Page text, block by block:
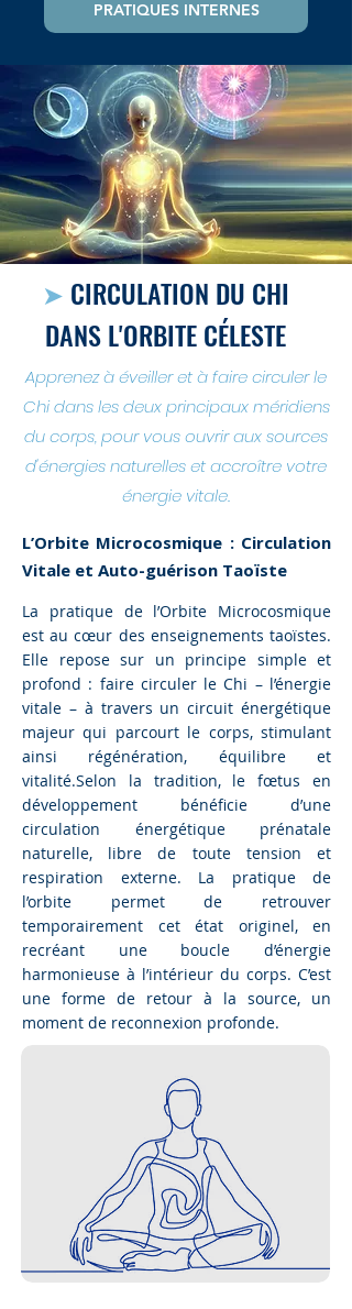
PRATIQUES INTERNES
➤ CIRCULATION DU CHI
DANS L'ORBITE CÉLESTE
Apprenez à éveiller et à faire circuler le
Chi dans les deux principaux méridiens
du corps, pour vous ouvrir aux sources
d'énergies naturelles et accroître votre
énergie vitale.
L’Orbite Microcosmique : Circulation
Vitale et Auto-guérison Taoïste
La pratique de l’Orbite Microcosmique
est au cœur des enseignements taoïstes.
Elle repose sur un principe simple et
profond : faire circuler le Chi – l’énergie
vitale – à travers un circuit énergétique
majeur qui parcourt le corps, stimulant
ainsi régénération, équilibre et
vitalité.Selon la tradition, le fœtus en
développement bénéficie d’une
circulation énergétique prénatale
naturelle, libre de toute tension et
respiration externe. La pratique de
l’orbite permet de retrouver
temporairement cet état originel, en
recréant une boucle d’énergie
harmonieuse à l’intérieur du corps. C’est
une forme de retour à la source, un
moment de reconnexion profonde.